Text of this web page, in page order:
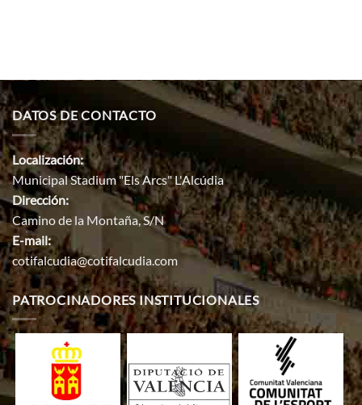
DATOS DE CONTACTO
Localización:
Municipal Stadium "Els Arcs" L'Alcúdia
Dirección:
Camino de la Montaña, S/N
E-mail:
cotifalcudia@cotifalcudia.com
PATROCINADORES INSTITUCIONALES